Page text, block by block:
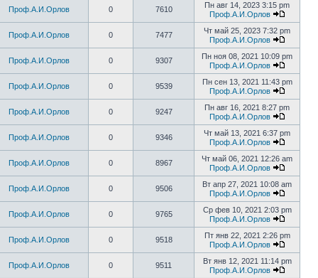
Проф.А.И.Орлов 0 7610
Пн авг 14, 2023 3:15 pm
Проф.А.И.Орлов
Проф.А.И.Орлов 0 7477
Чт май 25, 2023 7:32 pm
Проф.А.И.Орлов
Проф.А.И.Орлов 0 9307
Пн ноя 08, 2021 10:09 pm
Проф.А.И.Орлов
Проф.А.И.Орлов 0 9539
Пн сен 13, 2021 11:43 pm
Проф.А.И.Орлов
Проф.А.И.Орлов 0 9247
Пн авг 16, 2021 8:27 pm
Проф.А.И.Орлов
Проф.А.И.Орлов 0 9346
Чт май 13, 2021 6:37 pm
Проф.А.И.Орлов
Проф.А.И.Орлов 0 8967
Чт май 06, 2021 12:26 am
Проф.А.И.Орлов
Проф.А.И.Орлов 0 9506
Вт апр 27, 2021 10:08 am
Проф.А.И.Орлов
Проф.А.И.Орлов 0 9765
Ср фев 10, 2021 2:03 pm
Проф.А.И.Орлов
Проф.А.И.Орлов 0 9518
Пт янв 22, 2021 2:26 pm
Проф.А.И.Орлов
Проф.А.И.Орлов 0 9511
Вт янв 12, 2021 11:14 pm
Проф.А.И.Орлов